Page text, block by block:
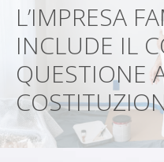
L’IMPRESA
INCLUDE IL
QUESTIONE